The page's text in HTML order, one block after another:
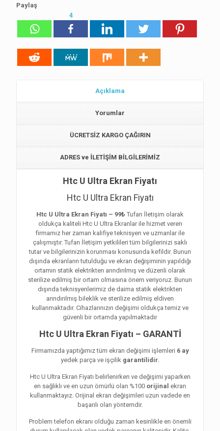
Paylaş
4
Açıklama
Yorumlar
ÜCRETSİZ KARGO ÇAĞIRIN
ADRES ve İLETİŞİM BİLGİLERİMİZ
Htc U Ultra Ekran Fiyatı
Htc U Ultra Ekran Fiyatı
Htc U Ultra Ekran Fiyatı – 99₺ Tufan İletişim olarak
oldukça kaliteli Htc U Ultra Ekranlar ile hizmet veren
firmamız her zaman kalifiye teknisyen ve uzmanlar ile
çalışmıştır. Tufan İletişim yetkilileri tüm bilgilerinizi saklı
tutar ve bilgilerinizin korunması konusunda kefildir. Bunun
dışında ekranların tutulduğu ve ekran değişiminin yapıldığı
ortamın statik elektrikten arındırılmış ve düzenli olarak
sterilize edilmiş bir ortam olmasına önem veriyoruz. Bunun
dışında teknisyenlerimiz de daima statik elektrikten
arındırılmış bileklik ve sterilize edilmiş eldiven
kullanmaktadır. Cihazlarınızın değişimi oldukça temiz ve
güvenli bir ortamda yapılmaktadır
Htc U Ultra Ekran Fiyatı – GARANTİ
Firmamızda yaptığımız tüm ekran değişimi işlemleri 6 ay
yedek parça ve işçilik garantilidir.
Htc U Ultra Ekran Fiyatı belirlenirken ve değişimi yaparken
en sağlıklı ve en uzun ömürlü olan %100 orijinal ekran
kullanmaktayız. Orijinal ekran değişimleri uzun vadede en
başarılı olan yöntemdir.
Problem telefon ekranı olduğu zaman kesinlikle en önemli